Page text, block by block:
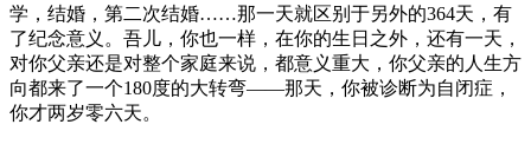
学，结婚，第二次结婚……那一天就区别于另外的364天，有
了纪念意义。吾儿，你也一样，在你的生日之外，还有一天，
对你父亲还是对整个家庭来说，都意义重大，你父亲的人生方
向都来了一个180度的大转弯——那天，你被诊断为自闭症，
你才两岁零六天。